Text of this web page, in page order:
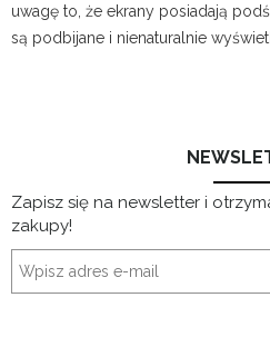
uwagę to, że ekrany posiadają
są podbijane i nienaturalnie
Zapisz się na newsletter i
zakupy!